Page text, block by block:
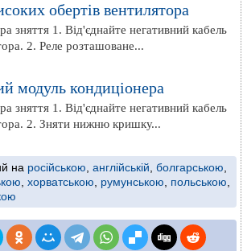
обертів вентилятора
зняття 1. Від'єднайте негативний кабель
2. Реле розташоване...
модуль кондиціонера
зняття 1. Від'єднайте негативний кабель
2. Зняти нижню кришку...
на російською англійській болгарською
хорватською румунською польською